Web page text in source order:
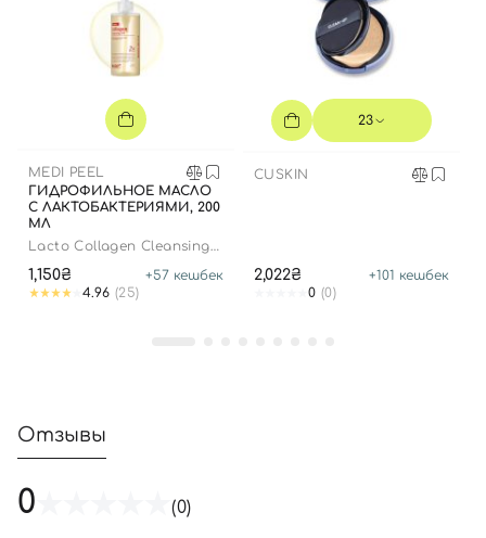
MEDI PEEL
ГИДРОФИЛЬНОЕ МАСЛО
С ЛАКТОБАКТЕРИЯМИ, 200
МЛ
Lacto Collagen Cleansing
1,150₴ +57 кешбек
4.96 (25)
23
CUSKIN
2,022₴ +101 кешбек
0 (0)
Отзывы
0 (0)